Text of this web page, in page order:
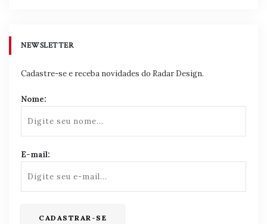
NEWSLETTER
Cadastre-se e receba novidades do Radar Design.
Nome:
E-mail: